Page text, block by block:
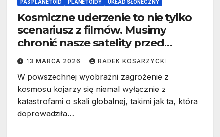
PAS PLANETOID PLANETOIDY UKŁAD SŁONECZNY
Kosmiczne uderzenie to nie tylko
scenariusz z filmów. Musimy
chronić nasze satelity przed
mniejszymi planetoidami
13 MARCA 2026 RADEK KOSARZYCKI
W powszechnej wyobraźni zagrożenie z
kosmosu kojarzy się niemal wyłącznie z
katastrofami o skali globalnej, takimi jak ta, która
doprowadziła…